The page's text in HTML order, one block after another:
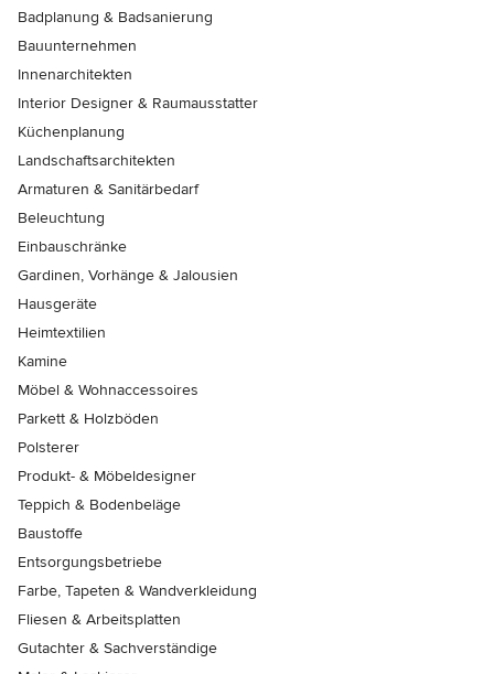
Badplanung & Badsanierung
Bauunternehmen
Innenarchitekten
Interior Designer & Raumausstatter
Küchenplanung
Landschaftsarchitekten
Armaturen & Sanitärbedarf
Beleuchtung
Einbauschränke
Gardinen, Vorhänge & Jalousien
Hausgeräte
Heimtextilien
Kamine
Möbel & Wohnaccessoires
Parkett & Holzböden
Polsterer
Produkt- & Möbeldesigner
Teppich & Bodenbeläge
Baustoffe
Entsorgungsbetriebe
Farbe, Tapeten & Wandverkleidung
Fliesen & Arbeitsplatten
Gutachter & Sachverständige